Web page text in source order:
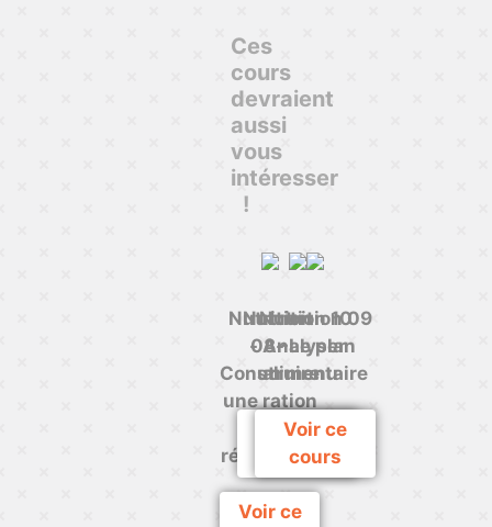
Ces
cours
devraient
aussi
vous
intéresser
!
Nutrition
08 -
Construire
une ration
et sa
répartition
Voir ce
Nutrition 10
- Analyser
un menu
Voir ce
cours
Nutrition 09
- Le plan
alimentaire
Voir ce
cours